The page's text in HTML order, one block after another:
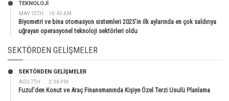
MAY 15TH 10:40 AM
TEKNOLOJİ
Biyometri ve bina otomasyon sistemleri 2025’in ilk aylarında en çok saldırıya
uğrayan operasyonel teknoloji sektörleri oldu
SEKTÖRDEN GELIŞMELER
AĞU 7TH 3:38 PM
SEKTÖRDEN GELIŞMELER
Fuzul’den Konut ve Araç Finansmanında Kişiye Özel Terzi Usulü Planlama